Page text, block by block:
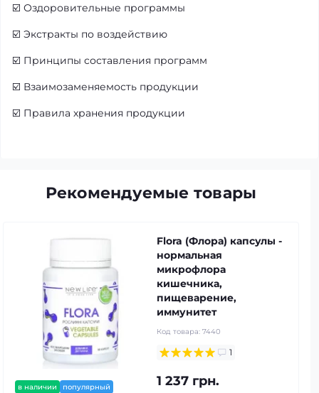
☑️ Оздоровительные программы
☑️ Экстракты по воздействию
☑️ Принципы составления программ
☑️ Взаимозаменяемость продукции
☑️ Правила хранения продукции
Рекомендуемые товары
в наличии популярный
Flora (Флора) капсулы -
нормальная
микрофлора
кишечника,
пищеварение,
иммунитет
Код товара: 7440
1
1 237 грн.